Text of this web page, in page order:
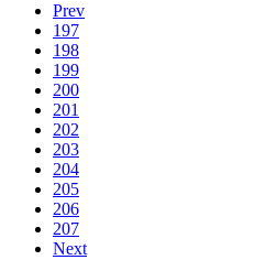
Prev
197
198
199
200
201
202
203
204
205
206
207
Next